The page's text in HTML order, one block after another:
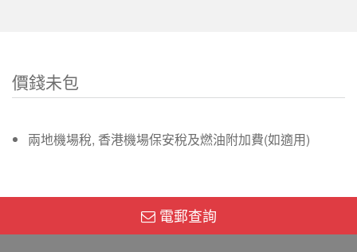
價錢未包
兩地機場稅, 香港機場保安稅及燃油附加費(如適用)
電郵查詢